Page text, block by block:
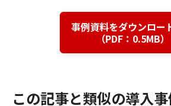
事例資料をダウンロー
（PDF：0.5MB）
この記事と類似の導入